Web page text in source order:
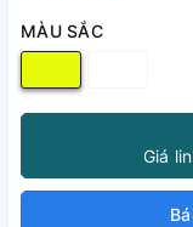
MÀU SẮC
Giá